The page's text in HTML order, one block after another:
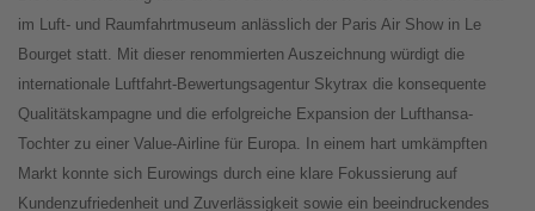
im Luft- und Raumfahrtmuseum anlässlich der Paris Air Show in Le
Bourget statt. Mit dieser renommierten Auszeichnung würdigt die
internationale Luftfahrt-Bewertungsagentur Skytrax die konsequente
Qualitätskampagne und die erfolgreiche Expansion der Lufthansa-
Tochter zu einer Value-Airline für Europa. In einem hart umkämpften
Markt konnte sich Eurowings durch eine klare Fokussierung auf
Kundenzufriedenheit und Zuverlässigkeit sowie ein beeindruckendes